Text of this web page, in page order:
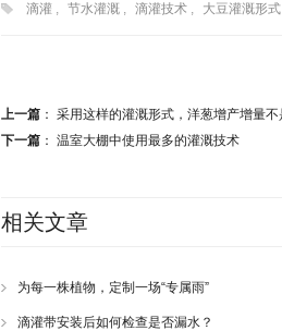
滴灌 , 节水灌溉 , 滴灌技术 , 大豆灌溉形式
上一篇 ： 采用这样的灌溉形式，洋葱增产增量不
下一篇 ： 温室大棚中使用最多的灌溉技术
相关文章
为每一株植物，定制一场“专属雨”
滴灌带安装后如何检查是否漏水？